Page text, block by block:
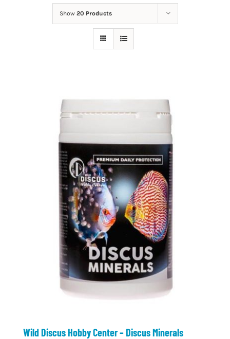
Show 20 Products
Wild Discus Hobby Center – Discus Minerals